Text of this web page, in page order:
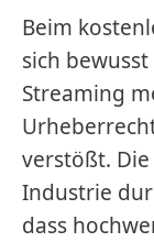
Beim
sich
Streaming
verstößt.
Industrie
dass